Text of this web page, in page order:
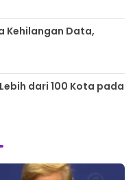
Kehilangan Data,
dari 100 Kota pada